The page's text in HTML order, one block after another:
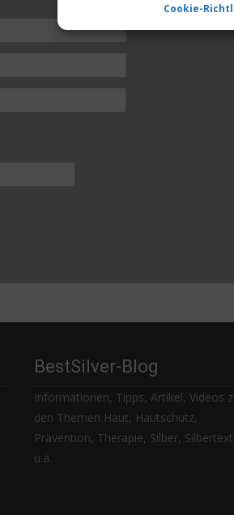
Cookie-
BestSilver-Blog
Informationen, Tipps, Artikel, Videos
den Themen Haut, Hautschutz,
Prävention, Therapie, Silber,
u.ä.